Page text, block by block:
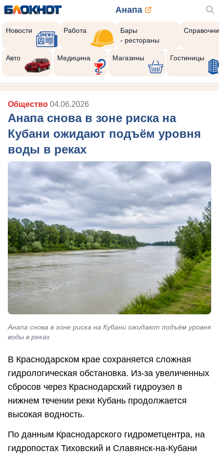
Анапа
Новости Работа
Бары
- рестораны
Авто Медицина Магазины Гостиницы
Общество 04.06.2026
Анапа снова в зоне риска на
Кубани ожидают подъём уровня
воды в реках
Анапа снова в зоне риска на Кубани ожидают подъём уровня
воды в реках
В Краснодарском крае сохраняется сложная
гидрологическая обстановка. Из-за увеличенных
сбросов через Краснодарский гидроузел в
нижнем течении реки Кубань продолжается
высокая водность.
По данным Краснодарского гидрометцентра, на
гидропостах Тиховский и Славянск-на-Кубани